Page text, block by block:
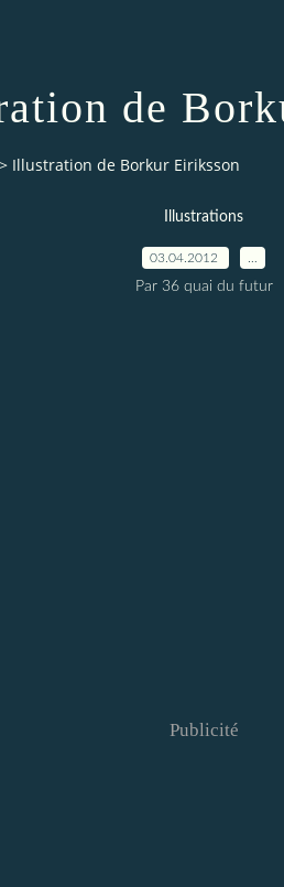
de
> Illustration de Borkur Eiriksson
Illustrations
03.04.2012
Par 36 quai du futur
Publicité